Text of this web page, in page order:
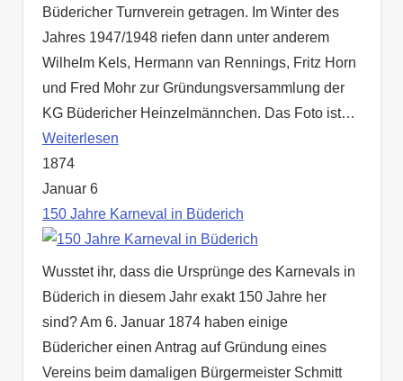
Büdericher Turnverein getragen. Im Winter des
Jahres 1947/1948 riefen dann unter anderem
Wilhelm Kels, Hermann van Rennings, Fritz Horn
und Fred Mohr zur Gründungsversammlung der
KG Büdericher Heinzelmännchen. Das Foto ist…
Weiterlesen
1874
Januar 6
150 Jahre Karneval in Büderich
Wusstet ihr, dass die Ursprünge des Karnevals in
Büderich in diesem Jahr exakt 150 Jahre her
sind? Am 6. Januar 1874 haben einige
Büdericher einen Antrag auf Gründung eines
Vereins beim damaligen Bürgermeister Schmitt